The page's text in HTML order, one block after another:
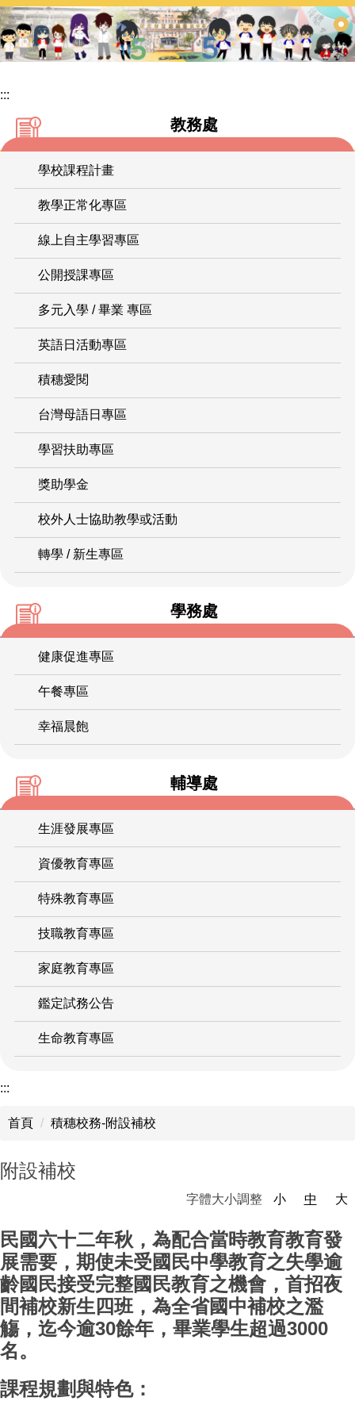
跳
到
主
區
:::
教務處
學校課程計畫
教學正常化專區
線上自主學習專區
公開授課專區
多元入學 / 畢業 專區
英語日活動專區
積穗愛閱
台灣母語日專區
學習扶助專區
獎助學金
校外人士協助教學或活動
轉學 / 新生專區
學務處
健康促進專區
午餐專區
幸福晨飽
輔導處
生涯發展專區
資優教育專區
特殊教育專區
技職教育專區
家庭教育專區
鑑定試務公告
生命教育專區
:::
首頁 積穗校務-附設補校
附設補校
字體大小調整 小 中 大
民國六十二年秋，為配合當時教育教育發
展需要，期使未受國民中學教育之失學逾
齡國民接受完整國民教育之機會，首招夜
間補校新生四班，為全省國中補校之濫
觴，迄今逾30餘年，畢業學生超過3000
名。
課程規劃與特色：